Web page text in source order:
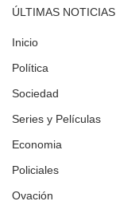
ÚLTIMAS NOTICIAS
Inicio
Política
Sociedad
Series y Películas
Economia
Policiales
Ovación